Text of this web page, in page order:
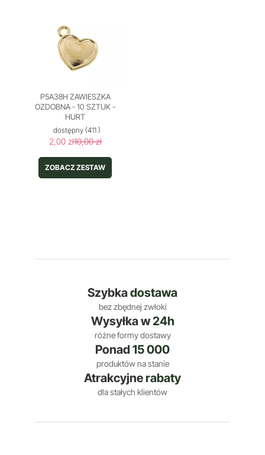
P5A38H ZAWIESZKA
OZDOBNA - 10 SZTUK -
HURT
dostępny(411 )
2,00 zł10,00 zł
ZOBACZ ZESTAW
Szybkadostawa
bez zbędnej zwłoki
Wysyłka w24h
różne formy dostawy
Ponad 15 000
produktów na stanie
Atrakcyjnerabaty
dla stałych klientów